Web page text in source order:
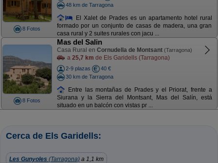
8 Fotos
48 km de Tarragona
El Xalet de Prades es un apartamento hotel rural
formado por un conjunto de casas de madera, una gran
casa rural y 2 suites rurales con jacu ...
8 Fotos
Mas del Salin
Casa Rural en Cornudella de Montsant (Tarragona)
a 25,7 km de Els Garidells (Tarragona)
2-9 plazas
40 €
30 km de Tarragona
Entre las montañas de Prades y el Priorat, frente a
Siurana y la Sierra del Montsant, Mas del Salín, está
situado en un balcón con vistas pr ...
Cerca de Els Garidells:
Les Gunyoles (Tarragona) a 1,1 km